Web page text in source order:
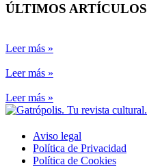
ÚLTIMOS ARTÍCULOS
Leer más »
Leer más »
Leer más »
Aviso legal
Política de Privacidad
Política de Cookies